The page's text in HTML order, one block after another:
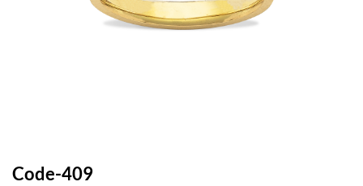
Code-409